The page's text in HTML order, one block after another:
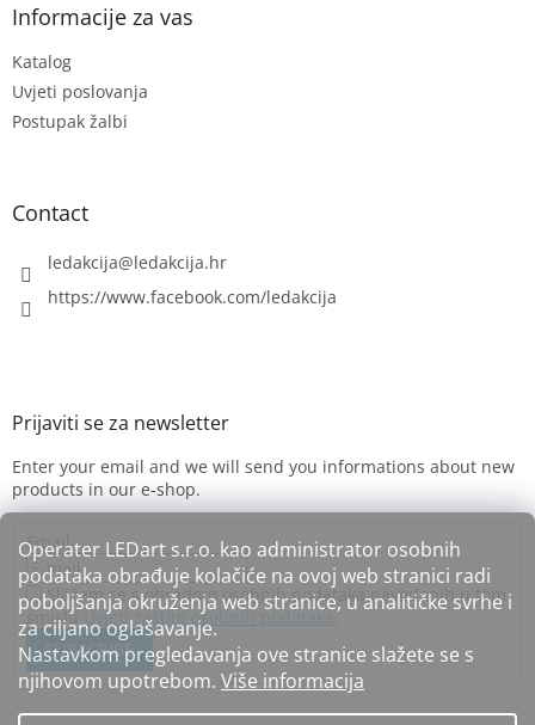
Operater LEDart s.r.o. kao administrator osobnih
podataka obrađuje kolačiće na ovoj web stranici radi
poboljšanja okruženja web stranice, u analitičke svrhe i
za ciljano oglašavanje.
Nastavkom pregledavanja ove stranice slažete se s
njihovom upotrebom. Više informacija
Informacije za vas
Katalog
Uvjeti poslovanja
Postupak žalbi
Contact
ledakcija@ledakcija.hr
https://www.facebook.com/ledakcija
Enter your email and we will send you informations about new
products in our e-shop.
Email
Slažem se s obradom osobnih podataka navedenih u tom
smisluUvjeti zaštite osobnih podataka.
SUBSCRIBE